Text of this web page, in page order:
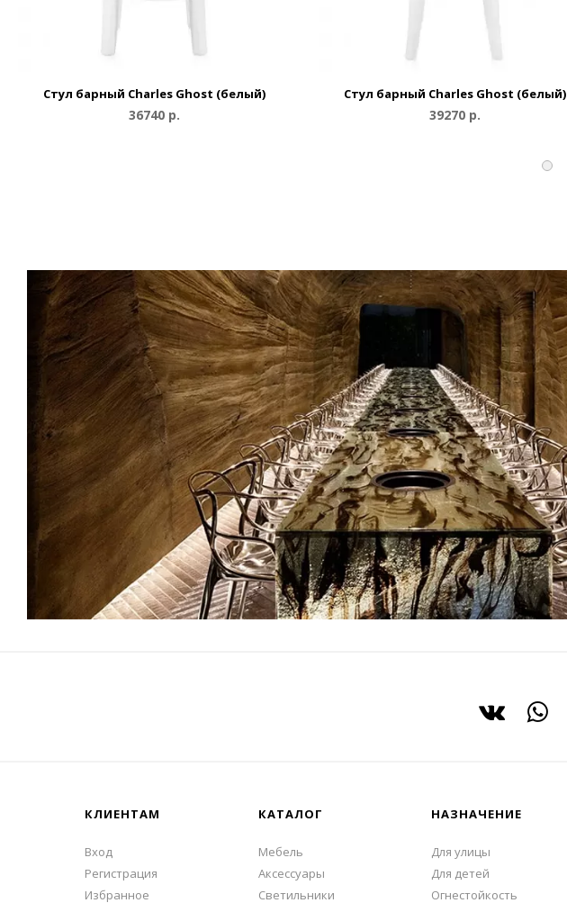
Стул барный Charles Ghost (белый)
36740 р.
Стул барный Charles Ghost (белый)
39270 р.
КЛИЕНТАМ
Вход
Регистрация
Избранное
КАТАЛОГ
Мебель
Аксессуары
Светильники
НАЗНАЧЕНИЕ
Для улицы
Для детей
Огнестойкость